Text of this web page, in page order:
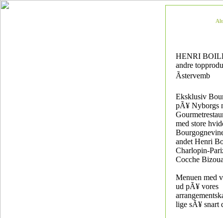
HENRI
andre
Ãstervemb
Eksklusiv
pÃ¥ Nyborgs
med store
andet Henri
Charlopin-
Cocche
Menuen med
ud pÃ¥ vores
lige sÃ¥ snart